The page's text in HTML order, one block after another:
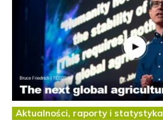
Aktualności, raporty i statystyka